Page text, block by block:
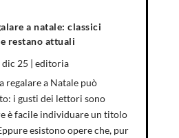
a natale: classici
restano attuali
dic 25 | editoria
regalare a Natale può
i gusti dei lettori sono
è facile individuare un titolo
esistono opere che, pur